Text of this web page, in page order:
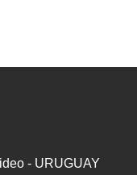
- URUGUAY